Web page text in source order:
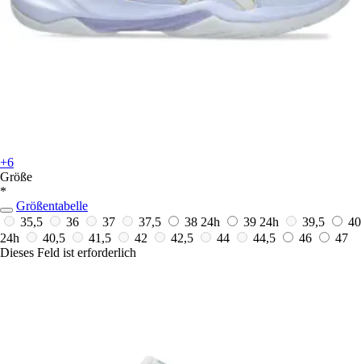
+6
Größe
*
Größentabelle
35,5
36 37 37,5 38 24h 39 24h 39,5
40
24h
40,5 41,5 42 42,5 44 44,5 46
47
Dieses Feld ist erforderlich